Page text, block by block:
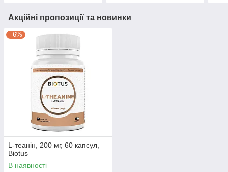
Акційні пропозиції та новинки
–6%
L-теанін, 200 мг, 60 капсул,
Biotus
В наявності